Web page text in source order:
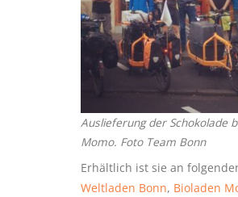
Auslieferung der Schokolade
Momo. Foto Team Bonn
Erhältlich ist sie an
Weltladen Bonn, Bioladen